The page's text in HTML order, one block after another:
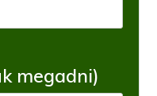
megadni)